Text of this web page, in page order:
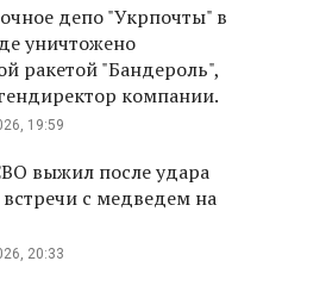
депо "Укрпочты" в
уничтожено
ракетой "Бандероль",
компании.
19:59
выжил после удара
с медведем на
20:33